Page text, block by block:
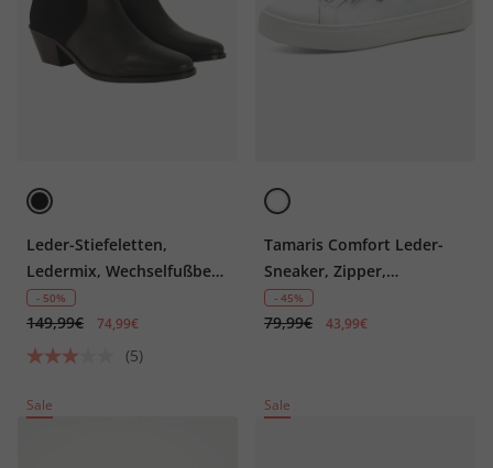
Leder-Stiefeletten,
Ledermix, Wechselfußbett,
Weite H
- 50%
149,99€ 74,99€
(5)
Tamaris Comfort Leder-
Sneaker, Zipper,
Komfortweite
- 45%
79,99€ 43,99€
Sale Sale